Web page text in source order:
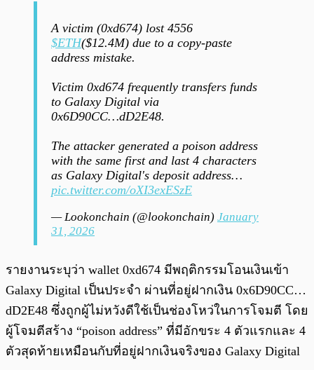
A victim (0xd674) lost 4556
$ETH($12.4M) due to a copy-paste
address mistake.
Victim 0xd674 frequently transfers funds
to Galaxy Digital via
0x6D90CC…dD2E48.
The attacker generated a poison address
with the same first and last 4 characters
as Galaxy Digital's deposit address…
pic.twitter.com/oXI3exESzE
— Lookonchain (@lookonchain) January
31, 2026
รายงานระบุว่า wallet 0xd674 มีพฤติกรรมโอนเงินเข้า
Galaxy Digital เป็นประจำ ผ่านที่อยู่ฝากเงิน 0x6D90CC…
dD2E48 ซึ่งถูกผู้ไม่หวังดีใช้เป็นช่องโหว่ในการโจมตี โดย
ผู้โจมตีสร้าง “poison address” ที่มีอักขระ 4 ตัวแรกและ 4
ตัวสุดท้ายเหมือนกับที่อยู่ฝากเงินจริงของ Galaxy Digital